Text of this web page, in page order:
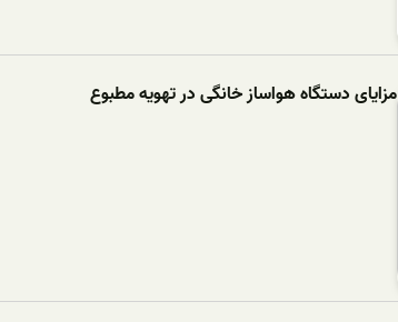
مزایای دستگاه هواساز خانگی در تهویه مطبوع